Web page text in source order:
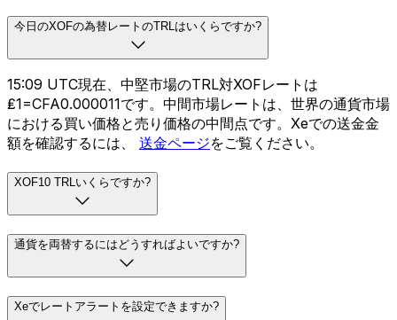
今日のXOFの為替レートのTRLはいくらですか?
15:09 UTC現在、中堅市場のTRL対XOFレートは
₤1=CFA0.000011です。中間市場レートは、世界の通貨市場
における買い価格と売り価格の中間点です。Xeでの送金金
額を確認するには、 送金ページをご覧ください。
XOF10 TRLいくらですか?
通貨を両替するにはどうすればよいですか?
Xeでレートアラートを設定できますか?